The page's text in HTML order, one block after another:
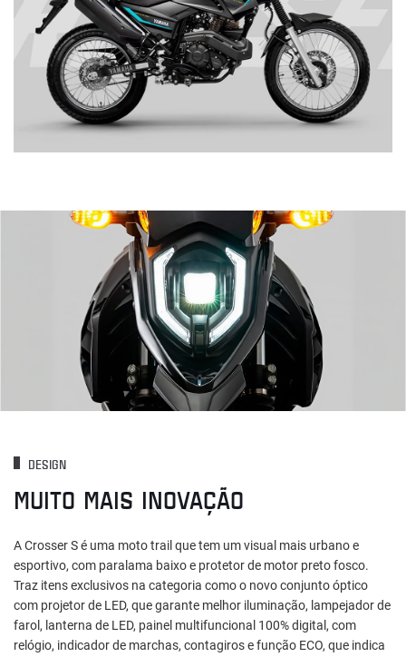
DESIGN
MUITO MAIS INOVAÇÃO
A Crosser S é uma moto trail que tem um visual mais urbano e
esportivo, com paralama baixo e protetor de motor preto fosco.
Traz itens exclusivos na categoria como o novo conjunto óptico
com projetor de LED, que garante melhor iluminação, lampejador de
farol, lanterna de LED, painel multifuncional 100% digital, com
relógio, indicador de marchas, contagiros e função ECO, que indica